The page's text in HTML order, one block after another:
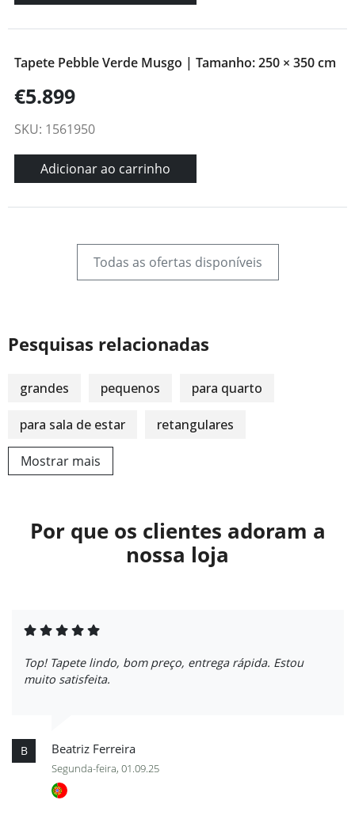
Tapete Pebble Verde Musgo | Tamanho: 250 × 350 cm
€5.899
SKU: 1561950
Adicionar ao carrinho
Todas as ofertas disponíveis
Pesquisas relacionadas
grandes pequenos para quarto
para sala de estar retangulares
Mostrar mais
Por que os clientes adoram a
nossa loja
Top! Tapete lindo, bom preço, entrega rápida. Estou
muito satisfeita.
B Beatriz Ferreira
Segunda-feira, 01.09.25